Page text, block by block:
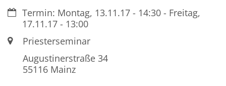
Datum:Termin: Montag, 13.11.17 - 14:30 - Freitag,
17.11.17 - 13:00
Ort: Priesterseminar
Augustinerstraße 34
55116 Mainz